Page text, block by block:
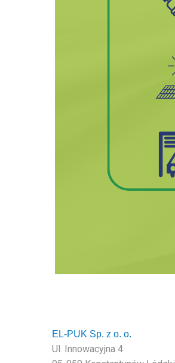
EL-PUK Sp. z o. o.
Ul. Innowacyjna 4